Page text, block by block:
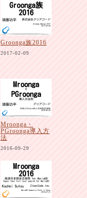
Groonga族2016
2017-02-09
Mroonga・
PGroonga導入方
法
2016-09-29